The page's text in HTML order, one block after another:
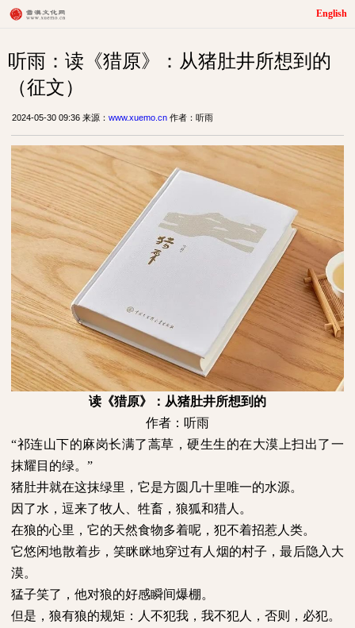
English
听雨：读《猎原》：从猪肚井所想到的
（征文）
2024-05-30 09:36 来源： www.xuemo.cn 作者：听雨
读《猎原》：从猪肚井所想到的
作者：听雨
“祁连山下的麻岗长满了蒿草，硬生生的在大漠上扫出了一
抹耀目的绿。”
猪肚井就在这抹绿里，它是方圆几十里唯一的水源。
因了水，逗来了牧人、牲畜，狼狐和猎人。
在狼的心里，它的天然食物多着呢，犯不着招惹人类。
它悠闲地散着步，笑眯眯地穿过有人烟的村子，最后隐入大
漠。
猛子笑了，他对狼的好感瞬间爆棚。
但是，狼有狼的规矩：人不犯我，我不犯人，否则，必犯。